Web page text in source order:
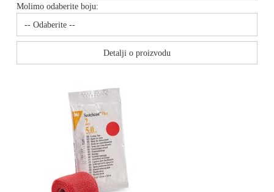
Molimo odaberite boju:
Detalji o proizvodu